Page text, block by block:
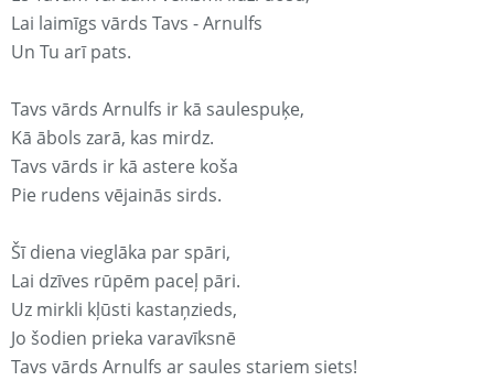
Lai laimīgs vārds Tavs - Arnulfs
Un Tu arī pats.
Tavs vārds Arnulfs ir kā saulespuķe,
Kā ābols zarā, kas mirdz.
Tavs vārds ir kā astere koša
Pie rudens vējainās sirds.
Šī diena vieglāka par spāri,
Lai dzīves rūpēm paceļ pāri.
Uz mirkli kļūsti kastaņzieds,
Jo šodien prieka varavīksnē
Tavs vārds Arnulfs ar saules stariem siets!